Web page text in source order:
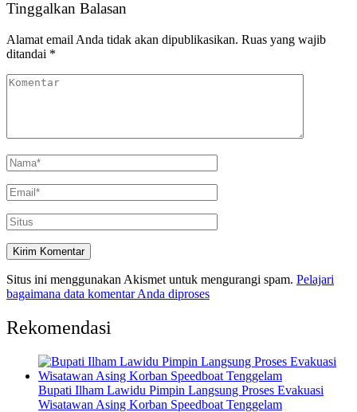
Tinggalkan Balasan
Alamat email Anda tidak akan dipublikasikan. Ruas yang wajib
ditandai *
Situs ini menggunakan Akismet untuk mengurangi spam. Pelajari
bagaimana data komentar Anda diproses
Rekomendasi
Bupati Ilham Lawidu Pimpin Langsung Proses Evakuasi
Wisatawan Asing Korban Speedboat Tenggelam